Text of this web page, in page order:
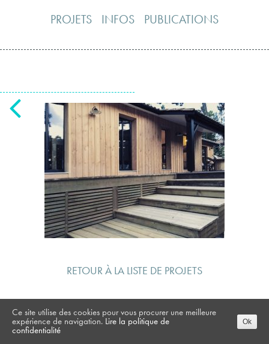
PROJETS INFOS PUBLICATIONS
RETOUR À LA LISTE DE PROJETS
Ce site utilise des cookies pour vous procurer une meilleure
expérience de navigation. Lire la politique de
confidentialité
Ok